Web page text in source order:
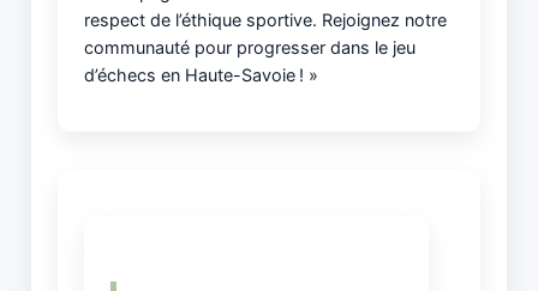
respect de l’éthique sportive. Rejoignez notre
communauté pour progresser dans le jeu
d’échecs en Haute-Savoie ! »